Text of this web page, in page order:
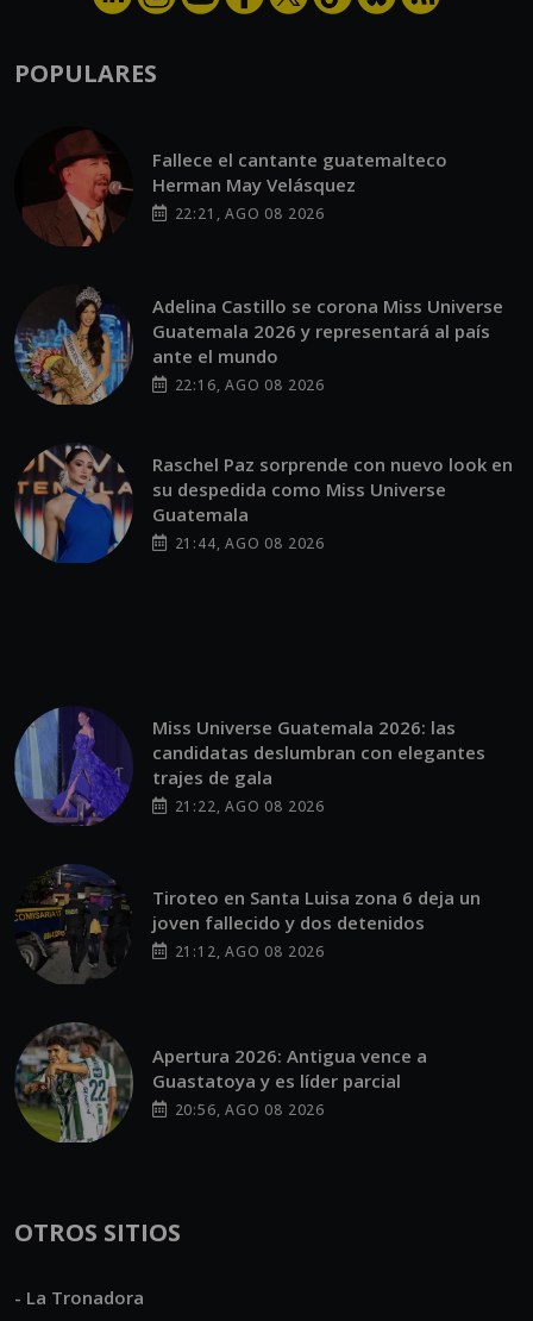
POPULARES
Fallece el cantante guatemalteco
Herman May Velásquez
22:21, AGO 08 2026
Adelina Castillo se corona Miss Universe
Guatemala 2026 y representará al país
ante el mundo
22:16, AGO 08 2026
Raschel Paz sorprende con nuevo look en
su despedida como Miss Universe
Guatemala
21:44, AGO 08 2026
Miss Universe Guatemala 2026: las
candidatas deslumbran con elegantes
trajes de gala
21:22, AGO 08 2026
Tiroteo en Santa Luisa zona 6 deja un
joven fallecido y dos detenidos
21:12, AGO 08 2026
Apertura 2026: Antigua vence a
Guastatoya y es líder parcial
20:56, AGO 08 2026
OTROS SITIOS
- La Tronadora